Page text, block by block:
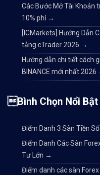
Các Bước Mở Tài Khoản
10% phí →
[ICMarkets] Hướng Dẫn
tảng cTrader 2026 →
Hướng dẫn chi tiết cách
BINANCE mới nhất 2026
Bình Chọn Nổi Bật
Điểm Danh 3 Sàn Tiền
Điểm Danh Các Sàn
Tư Lớn →
Điểm danh các sàn